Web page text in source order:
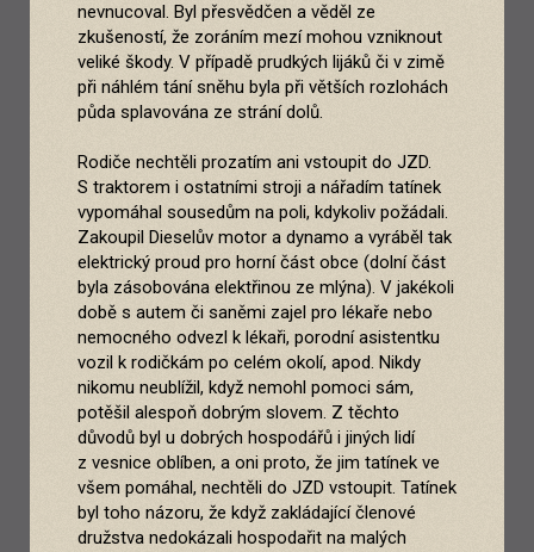
nevnucoval. Byl přesvědčen a věděl ze
zkušeností, že zoráním mezí mohou vzniknout
veliké škody. V případě prudkých lijáků či v zimě
při náhlém tání sněhu byla při větších rozlohách
půda splavována ze strání dolů.
Rodiče nechtěli prozatím ani vstoupit do JZD.
S traktorem i ostatními stroji a nářadím tatínek
vypomáhal sousedům na poli, kdykoliv požádali.
Zakoupil Dieselův motor a dynamo a vyráběl tak
elektrický proud pro horní část obce (dolní část
byla zásobována elektřinou ze mlýna). V jakékoli
době s autem či saněmi zajel pro lékaře nebo
nemocného odvezl k lékaři, porodní asistentku
vozil k rodičkám po celém okolí, apod. Nikdy
nikomu neublížil, když nemohl pomoci sám,
potěšil alespoň dobrým slovem. Z těchto
důvodů byl u dobrých hospodářů i jiných lidí
z vesnice oblíben, a oni proto, že jim tatínek ve
všem pomáhal, nechtěli do JZD vstoupit. Tatínek
byl toho názoru, že když zakládající členové
družstva nedokázali hospodařit na malých